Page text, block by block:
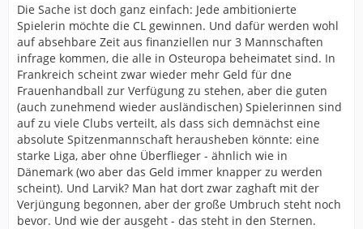
Die Sache ist doch ganz einfach: Jede ambitionierte
Spielerin möchte die CL gewinnen. Und dafür werden wohl
auf absehbare Zeit aus finanziellen nur 3 Mannschaften
infrage kommen, die alle in Osteuropa beheimatet sind. In
Frankreich scheint zwar wieder mehr Geld für dne
Frauenhandball zur Verfügung zu stehen, aber die guten
(auch zunehmend wieder ausländischen) Spielerinnen sind
auf zu viele Clubs verteilt, als dass sich demnächst eine
absolute Spitzenmannschaft herausheben könnte: eine
starke Liga, aber ohne Überflieger - ähnlich wie in
Dänemark (wo aber das Geld immer knapper zu werden
scheint). Und Larvik? Man hat dort zwar zaghaft mit der
Verjüngung begonnen, aber der große Umbruch steht noch
bevor. Und wie der ausgeht - das steht in den Sternen.